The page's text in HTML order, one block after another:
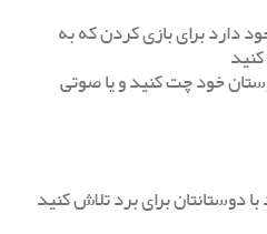
دارد برای بازی کردن که به
خود چت کنید و یا صوتی
دوستانتان برای برد تلاش کنید